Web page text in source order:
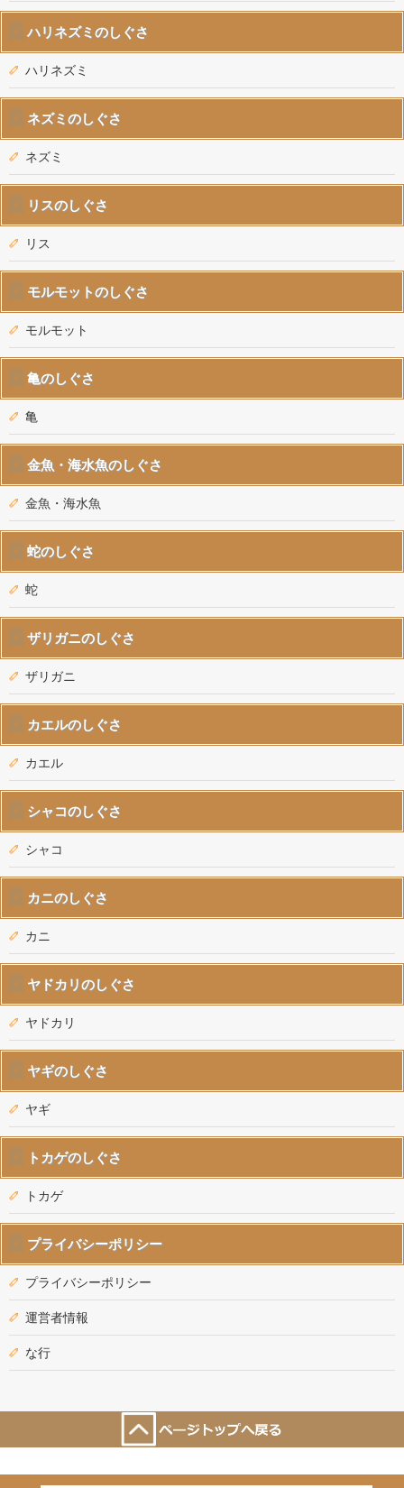
ハリネズミのしぐさ
ハリネズミ
ネズミのしぐさ
ネズミ
リスのしぐさ
リス
モルモットのしぐさ
モルモット
亀のしぐさ
亀
金魚・海水魚のしぐさ
金魚・海水魚
蛇のしぐさ
蛇
ザリガニのしぐさ
ザリガニ
カエルのしぐさ
カエル
シャコのしぐさ
シャコ
カニのしぐさ
カニ
ヤドカリのしぐさ
ヤドカリ
ヤギのしぐさ
ヤギ
トカゲのしぐさ
トカゲ
プライバシーポリシー
プライバシーポリシー
運営者情報
な行